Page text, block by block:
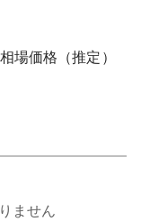
場価格（推定）
ません